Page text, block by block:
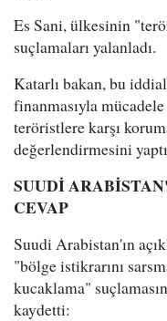
Es Sani, ülkesinin
suçlamaları yalanladı.
Katarlı bakan, bu
finanmasıyla
teröristlere karşı
değerlendirmesini
SUUDİ
CEVAP
Suudi Arabistan'ın
"bölge istikrarını
kucaklama"
kaydetti: